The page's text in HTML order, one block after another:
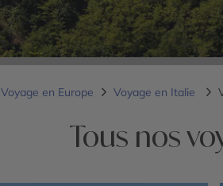
Voyage en Europe Voyage en Italie
Tous nos